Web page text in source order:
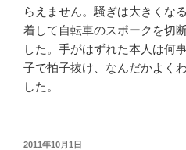
らえません。騒ぎは大きくな
着して自転車のスポークを切
した。手がはずれた本人は何
子で拍子抜け、なんだかよく
した。
投
2011年10月1日